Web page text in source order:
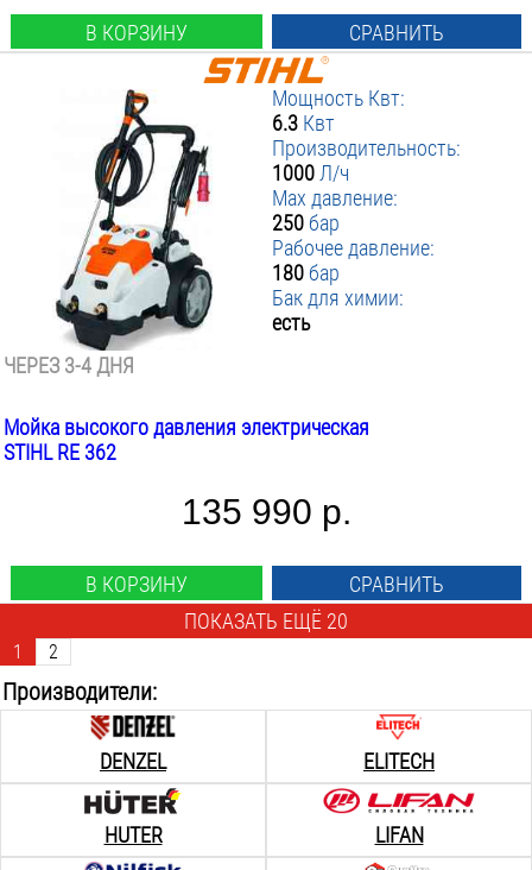
В КОРЗИНУ СРАВНИТЬ
Мощность Квт:
6.3 Квт
Производительность:
1000 Л/ч
Max давление:
250бар
Рабочее давление:
180бар
Бак для химии:
есть
ЧЕРЕЗ 3-4 ДНЯ
Мойка высокого давления электрическая
STIHL RE 362
135 990 р.
В КОРЗИНУ
СРАВНИТЬ
ПОКАЗАТЬ ЕЩЁ 20
1 2
Производители:
DENZEL ELITECH
HUTER LIFAN